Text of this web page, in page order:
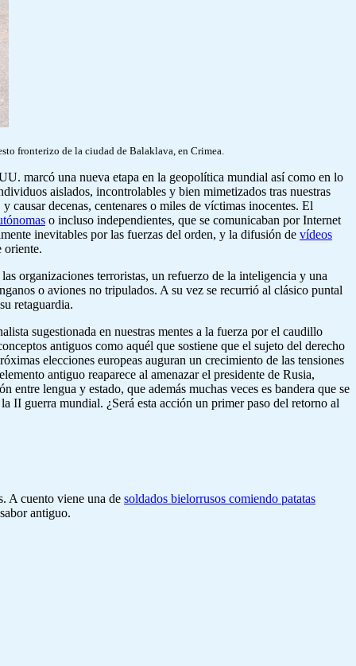
fronterizo de la ciudad de Balaklava, en Crimea.
marcó una nueva etapa en la geopolítica mundial así como en lo
aislados, incontrolables y bien mimetizados tras nuestras
causar decenas, centenares o miles de víctimas inocentes. El
o incluso independientes, que se comunicaban por Internet
inevitables por las fuerzas del orden, y la difusión de vídeos
oriente.
organizaciones terroristas, un refuerzo de la inteligencia y una
o aviones no tripulados. A su vez se recurrió al clásico puntal
retaguardia.
sugestionada en nuestras mentes a la fuerza por el caudillo
antiguos como aquél que sostiene que el sujeto del derecho
elecciones europeas auguran un crecimiento de las tensiones
antiguo reaparece al amenazar el presidente de Rusia,
lengua y estado, que además muchas veces es bandera que se
II guerra mundial. ¿Será esta acción un primer paso del retorno al
A cuento viene una de soldados bielorrusos comiendo patatas
antiguo.